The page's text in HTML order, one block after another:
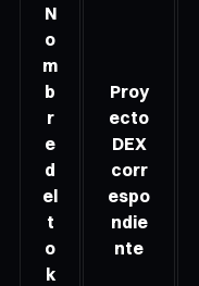
N
o
m
b
r
e
d
el
t
o
k
Proy
ecto
DEX
corr
espo
ndie
nte